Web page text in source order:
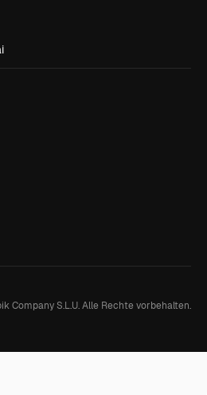
Company S.L.U. Alle Rechte vorbehalten.